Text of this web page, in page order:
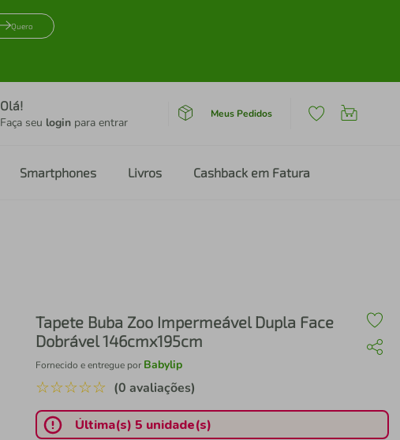
Quero
Olá!
Faça seu login para entrar
Meus Pedidos
Smartphones Livros Cashback em Fatura
Tapete Buba Zoo Impermeável Dupla Face
Dobrável 146cmx195cm
Fornecido e entregue por Babylip
☆☆☆☆☆ (0 avaliações)
Última(s) 5 unidade(s)